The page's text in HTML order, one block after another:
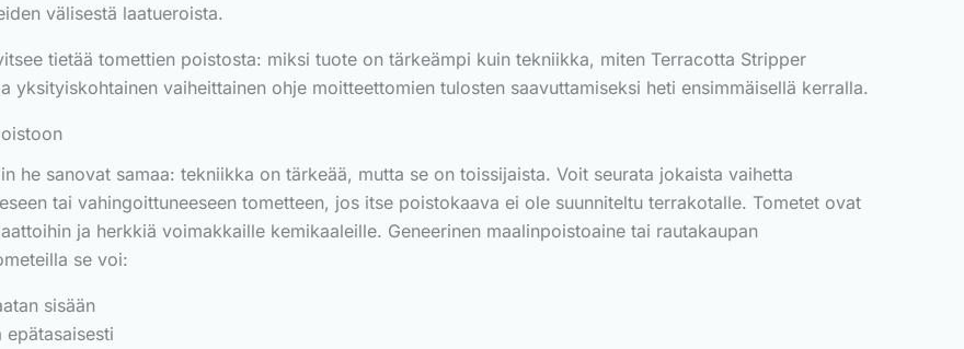
välisestä laatueroista.
tietää tomettien poistosta: miksi tuote on tärkeämpi kuin tekniikka, miten Terracotta Stripper
vaiheittainen ohje moitteettomien tulosten saavuttamiseksi heti ensimmäisellä kerralla.
he sanovat samaa: tekniikka on tärkeää, mutta se on toissijaista. Voit seurata jokaista vaihetta
tai vahingoittuneeseen tometteen, jos itse poistokaava ei ole suunniteltu terrakotalle. Tometet ovat
ja herkkiä voimakkaille kemikaaleille. Geneerinen maalinpoistoaine tai rautakaupan
se voi:
sisään